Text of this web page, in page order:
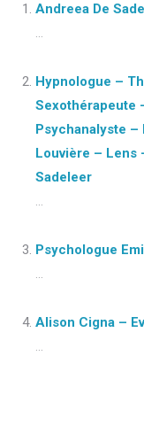
Andreea De
...
Hypnologue –
Sexothérapeute
Psychanalyste
Louvière – Lens
Sadeleer
...
Psychologue
...
Alison Cigna –
...